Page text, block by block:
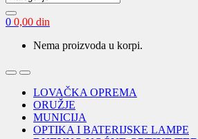
0 0,00 din
Nema proizvoda u korpi.
OpenClose
LOVAČKA OPREMA
ORUŽJE
MUNICIJA
OPTIKA I BATERIJSKE LAMPE